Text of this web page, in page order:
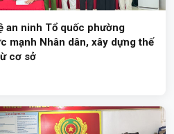
an ninh Tổ quốc phường
mạnh Nhân dân, xây dựng thế
cơ sở